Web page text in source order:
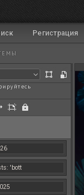
'bott
Регистрация